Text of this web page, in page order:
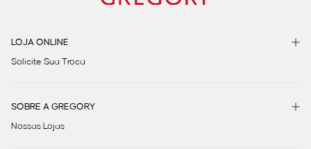
LOJA ONLINE
Solicite Sua Troca
SOBRE A GREGORY
Nossas Lojas